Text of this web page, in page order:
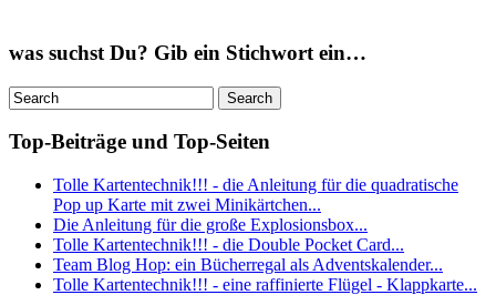
was suchst Du? Gib ein Stichwort ein…
Top-Beiträge und Top-Seiten
Tolle Kartentechnik!!! - die Anleitung für die quadratische
Pop up Karte mit zwei Minikärtchen...
Die Anleitung für die große Explosionsbox...
Tolle Kartentechnik!!! - die Double Pocket Card...
Team Blog Hop: ein Bücherregal als Adventskalender...
Tolle Kartentechnik!!! - eine raffinierte Flügel - Klappkarte...